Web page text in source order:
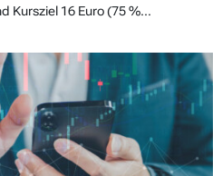
Kursziel 16 Euro (75 %...